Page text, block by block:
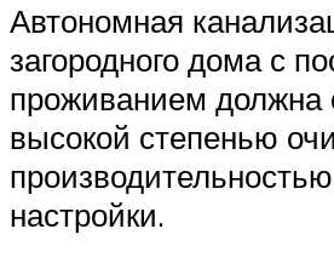
Автономная
загородного дома с
проживанием должна
высокой степенью
настройки.